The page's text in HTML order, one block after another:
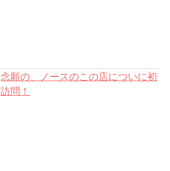
念願の、ノースのこの店についに初
訪問！